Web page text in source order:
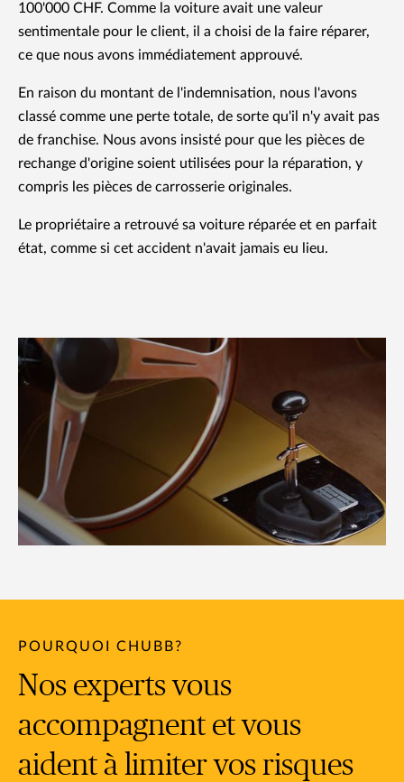
100'000 CHF. Comme la voiture avait une valeur
sentimentale pour le client, il a choisi de la faire réparer,
ce que nous avons immédiatement approuvé.
En raison du montant de l'indemnisation, nous l'avons
classé comme une perte totale, de sorte qu'il n'y avait pas
de franchise. Nous avons insisté pour que les pièces de
rechange d'origine soient utilisées pour la réparation, y
compris les pièces de carrosserie originales.
Le propriétaire a retrouvé sa voiture réparée et en parfait
état, comme si cet accident n'avait jamais eu lieu.
POURQUOI CHUBB?
Nos experts vous
accompagnent et vous
aident à limiter vos risques